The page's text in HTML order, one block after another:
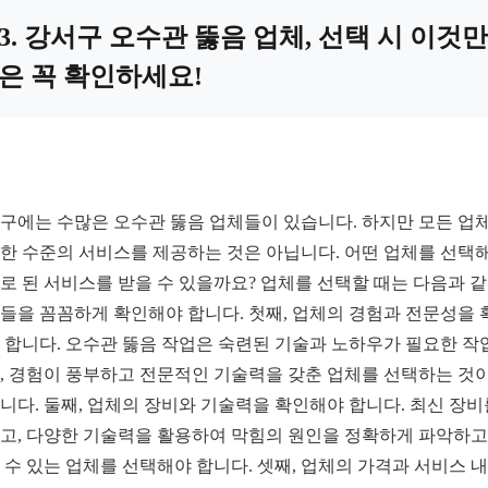
강서구 오수관 뚫음 업체, 선택 시 이것만
꼭 확인하세요!
에는 수많은 오수관 뚫음 업체들이 있습니다. 하지만 모든 업
수준의 서비스를 제공하는 것은 아닙니다. 어떤 업체를 선택
된 서비스를 받을 수 있을까요? 업체를 선택할 때는 다음과
을 꼼꼼하게 확인해야 합니다. 첫째, 업체의 경험과 전문성을
합니다. 오수관 뚫음 작업은 숙련된 기술과 노하우가 필요한 작
경험이 풍부하고 전문적인 기술력을 갖춘 업체를 선택하는 것
다. 둘째, 업체의 장비와 기술력을 확인해야 합니다. 최신 장비
, 다양한 기술력을 활용하여 막힘의 원인을 정확하게 파악하
수 있는 업체를 선택해야 합니다. 셋째, 업체의 가격과 서비스